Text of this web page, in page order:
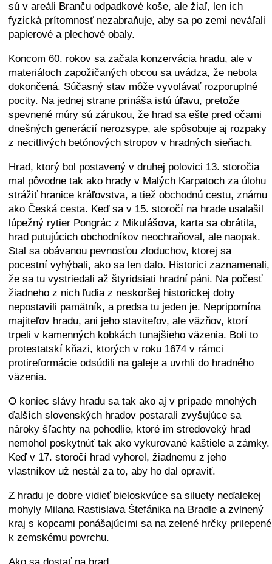
sú v areáli Branču odpadkové koše, ale žiaľ, len ich
fyzická prítomnosť nezabraňuje, aby sa po zemi neváľali
papierové a plechové obaly.
Koncom 60. rokov sa začala konzervácia hradu, ale v
materiáloch zapožičaných obcou sa uvádza, že nebola
dokončená. Súčasný stav môže vyvolávať rozporuplné
pocity. Na jednej strane prináša istú úľavu, pretože
spevnené múry sú zárukou, že hrad sa ešte pred očami
dnešných generácií nerozsype, ale spôsobuje aj rozpaky
z necitlivých betónových stropov v hradných sieňach.
Hrad, ktorý bol postavený v druhej polovici 13. storočia
mal pôvodne tak ako hrady v Malých Karpatoch za úlohu
strážiť hranice kráľovstva, a tiež obchodnú cestu, známu
ako Česká cesta. Keď sa v 15. storočí na hrade usalašil
lúpežný rytier Pongrác z Mikulášova, karta sa obrátila,
hrad putujúcich obchodníkov neochraňoval, ale naopak.
Stal sa obávanou pevnosťou zloduchov, ktorej sa
pocestní vyhýbali, ako sa len dalo. Historici zaznamenali,
že sa tu vystriedali až štyridsiati hradní páni. Na počesť
žiadneho z nich ľudia z neskoršej historickej doby
nepostavili pamätník, a predsa tu jeden je. Nepripomína
majiteľov hradu, ani jeho staviteľov, ale väzňov, ktorí
trpeli v kamenných kobkách tunajšieho väzenia. Boli to
protestatskí kňazi, ktorých v roku 1674 v rámci
protireformácie odsúdili na galeje a uvrhli do hradného
väzenia.
O koniec slávy hradu sa tak ako aj v prípade mnohých
ďalších slovenských hradov postarali zvyšujúce sa
nároky šľachty na pohodlie, ktoré im stredoveký hrad
nemohol poskytnúť tak ako vykurované kaštiele a zámky.
Keď v 17. storočí hrad vyhorel, žiadnemu z jeho
vlastníkov už nestál za to, aby ho dal opraviť.
Z hradu je dobre vidieť bieloskvúce sa siluety neďalekej
mohyly Milana Rastislava Štefánika na Bradle a zvlnený
kraj s kopcami ponášajúcimi sa na zelené hrčky prilepené
k zemskému povrchu.